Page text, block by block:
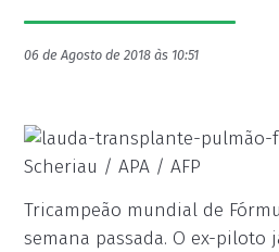
06 de Agosto de 2018 às 10:51
Scheriau / APA / AFP
Tricampeão mundial de
semana passada. O ex-